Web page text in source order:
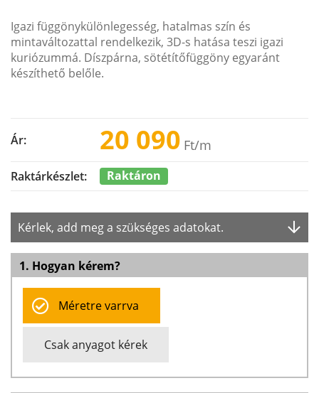
Igazi függönykülönlegesség, hatalmas szín és
mintaváltozattal rendelkezik, 3D-s hatása teszi igazi
kuriózummá. Díszpárna, sötétítőfüggöny egyaránt
készíthető belőle.
Ár: 20 090 Ft/m
Raktárkészlet: Raktáron
Kérlek, add meg a szükséges adatokat.
1. Hogyan kérem?
Méretre varrva
Csak anyagot kérek